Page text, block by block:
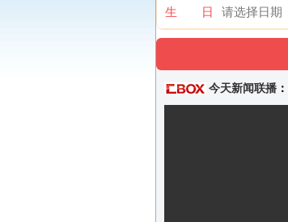
生 日
今天新闻联播